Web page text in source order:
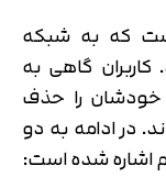
که به شبکه
گاهی به
خودشان را حذف
در ادامه به دو
اشاره شده است: